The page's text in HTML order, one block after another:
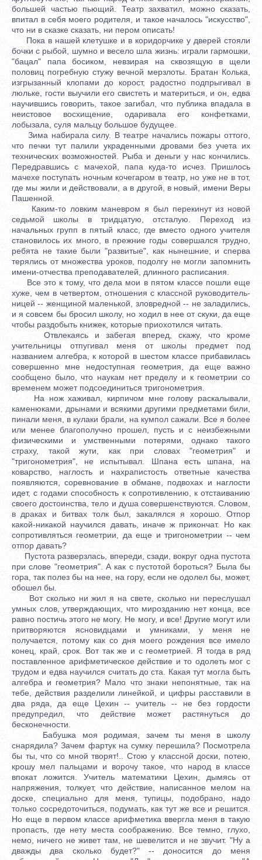
большей частью пьющий. Театр захватил, можно сказать,
впитал в себя моего родителя, и такое началось "искусство",
что ни в сказке сказать, ни пером описать!
Пока в нашей клетушке и в коридорчике у дверей стояли
бочки с рыбой, шумно и весело шла жизнь: играли гармошки,
"бацал" папа босиком, невзирая на сквозящую в щели
половиц погребную стужу вечной мерзлоты. Братан Колька,
изгрызанный клопами до корост, радостно подпрыгивал в
люльке, гости выучили его свистеть и материться, и он, едва
научившись говорить, такое загибал, что публика впадала в
неистовое восхищение, одаривала его конфетками,
лобызала, суля мальцу большое будущее.
Зима набирала силу. В театре начались пожары оттого,
что печки тут палили украденными дровами без учета их
технических возможностей. Рыба и деньги у нас кончились.
Передравшись с мачехой, папа куда-то исчез. Пришлось
мачехе поступать ночным кочегаром в театр, но уже не в тот,
где мы жили и действовали, а в другой, в новый, имени Веры
Пашенной.
Каким-то ловким маневром я был перекинут из новой
седьмой школы в тридцатую, отсталую. Переход из
начальных групп в пятый класс, где вместо одного учителя
становилось их много, в прежние годы совершался трудно,
ребята не такие были "развитые", как нынешние, и сперва
терялись от множества уроков, подолгу не могли запомнить
имени-отчества преподавателей, длинного расписания.
Все это к тому, что дела мои в пятом классе пошли еще
хуже, чем в четвертом, отношения с классной руководитель-
ницей -- женщиной маленькой, зловредной -- не заладились,
и я совсем бы бросил школу, но ходил в нее от скуки, да еще
чтобы раздобыть книжек, которые приохотился читать.
Отвлекаясь и забегая вперед, скажу, что кроме
учительницы отпугивал меня от школы предмет под
названием алгебра, к которой в шестом классе прибавилась
совершенно мне недоступная геометрия, да еще важно
сообщено было, что наукам нет пределу и к геометрии со
временем может подсоединиться тригонометрия.
На нож хаживал, кирпичом мне голову раскалывали,
каменюками, дрынами и всякими другими предметами били,
пинали меня, в кулаки брали, на кумпол сажали. Все я более
или менее благополучно прошел, пусть и с неизбежными
физическими и умственными потерями, однако такого
страху, такой жути, как при словах "геометрия" и
"тригонометрия", не испытывал. Шпана есть шпана, на
коварство, наглость и нахрапистость ответные качества
появляются, соревнование в обмане, подвохах и наглости
идет, с годами способность к сопротивлению, к отстаиванию
своего достоинства, тело и душа совершенствуются. Словом,
в драках и битвах толк был, закалялся я хорошо. Отпор
какой-никакой научился давать, иначе ж прикончат. Но как
сопротивляться геометрии, да еще и тригонометрии -- чем
отпор давать?
Пустота разверзлась, впереди, сзади, вокруг одна пустота
при слове "геометрия". А как с пустотой бороться? Была бы
гора, так полез бы на нее, на гору, если не одолел бы, может,
обошел бы.
Вот сколько ни жил я на свете, сколько ни переслушал
умных слов, утверждающих, что мирозданию нет конца, все
равно постичь этого не могу. Не могу, и все! Другие могут или
притворяются ясновидцами и умниками, у меня не
получается, потому как со дня моего рождения все имело
конец, край, срок. Вот так же и с геометрией. Я тогда в ряд
поставленное арифметическое действие и то одолеть мог с
трудом и едва научился считать до ста. Какая тут могла быть
алгебра и геометрия? Мало что знаки непонятные, так на
тебе, действия разделили линейкой, и цифры расставили в
два ряда, да еще Цехин -- учитель -- не без гордости
предупредил, что действие может растянуться до
бесконечности.
Бабушка моя родимая, зачем ты меня в школу
снарядила? Зачем фартук на сумку перешила? Посмотрела
бы ты, что со мной творят!.. Стою у классной доски, потею,
крошу мел пальцами и ворочу такое, что народ в классе
впокат ложится. Учитель математики Цехин, дымясь от
напряжения, толкует, что действие, написанное мелом на
доске, специально для меня, тупицы, подобрано, надо
только сосредоточиться, подумать, как тут же все и решится.
Но еще в первом классе арифметика ввергла меня в такую
пропасть, где нету места соображению. Все темно, глухо,
немо, ничего не живет там, не шевелится и не звучит. "Ну а
дважды два сколько будет?" -- доносится до меня